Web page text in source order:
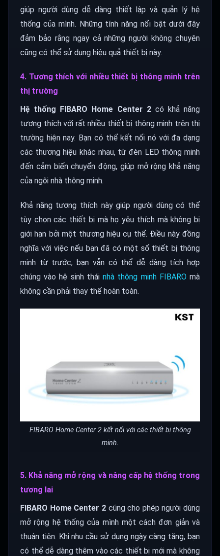
giúp người dùng dễ dàng thiết lập và quản lý hệ
thống của mình. Những tính năng nổi bật dưới đây
đảm bảo rằng ngay cả những người không chuyên
cũng có thể sử dụng hiệu quả thiết bị này.
4. Tương thích với nhiều thiết bị thông minh trên
thị trường
Hệ thống FIBARO Home Center 2có khả năng
tương thích với rất nhiều thiết bị thông minh trên thị
trường hiện nay. Bạn có thể kết nối nó với đa dạng
các thương hiệu khác nhau, từ đèn LED thông minh
đến cảm biến chuyển động, giúp mở rộng khả năng
của ngôi nhà thông minh.
Khả năng tương thích này giúp người dùng có thể
tùy chọn các thiết bị mà họ yêu thích mà không bị
giới hạn bởi một thương hiệu cụ thể. Điều này đồng
nghĩa với việc nếu bạn đã có một số thiết bị thông
minh từ trước, bạn vẫn có thể dễ dàng tích hợp
chúng vào hệ sinh tháinhà thông minh FIBAROmà
không cần phải thay thế hoàn toàn.
FIBARO Home Center 2 kết nối với các thiết bị thông
minh.
5. Khả năng mở rộng và nâng cấp hệ thống trong
tương lai
FIBARO Home Center 2cũng cho phép người dùng
mở rộng hệ thống của mình một cách đơn giản và
thuận tiện. Khi nhu cầu sử dụng ngày càng tăng, bạn
có thể dễ dàng thêm vào các thiết bị mới mà không